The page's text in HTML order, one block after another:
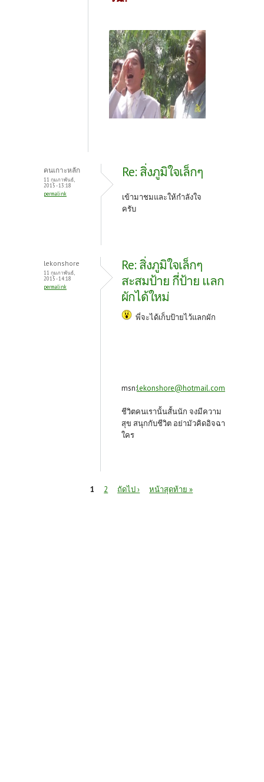
คนเกาะหลัก
11 กุมภาพันธ์,
2015 - 13:18
permalink
Re: สิ่งภูมิใจเล็กๆ
เข้ามาชมและให้กำลังใจ
ครับ
lekonshore
11 กุมภาพันธ์,
2015 - 14:18
permalink
Re: สิ่งภูมิใจเล็กๆ
สะสมป้าย กี่ป้าย แลก
ผักได้ใหม่
พี่จะได้เก็บป้ายไว้แลกผัก
msn:lekonshore@hotmail.com
ชีวิตคนเรานั้นสั้นนัก จงมีความ
สุข สนุกกับชีวิต อย่ามัวคิดอิจฉา
ใคร
1 2 ถัดไป › หน้าสุดท้าย »